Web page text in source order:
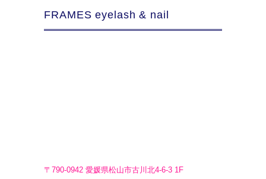
FRAMES eyelash & nail
〒790-0942 愛媛県松山市古川北4-6-3 1F